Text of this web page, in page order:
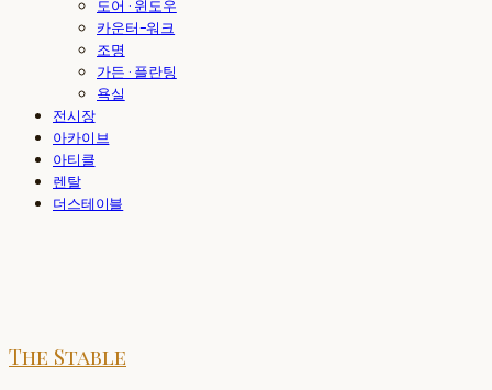
도어 · 윈도우
카운터-워크
조명
가든 · 플란팅
욕실
전시장
아카이브
아티클
렌탈
더스테이블
The Stable